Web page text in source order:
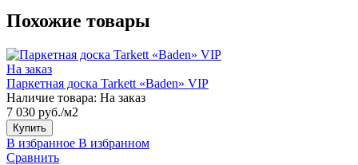
Похожие товары
На заказ
Паркетная доска Tarkett «Baden» VIP
Наличие товара: На заказ
7 030 руб./м2
Купить
В избранное В избранном
Сравнить